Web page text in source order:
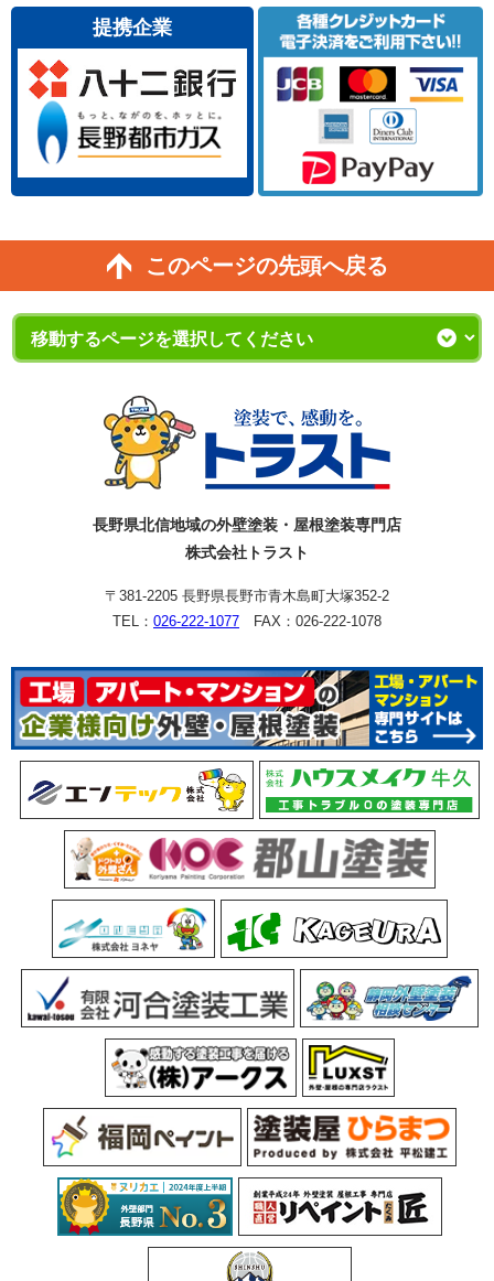
提携企業
このページの先頭へ戻る
長野県北信地域の外壁塗装・屋根塗装専門店
株式会社トラスト
〒381-2205 長野県長野市青木島町大塚352-2
TEL： 026-222-1077 FAX：026-222-1078